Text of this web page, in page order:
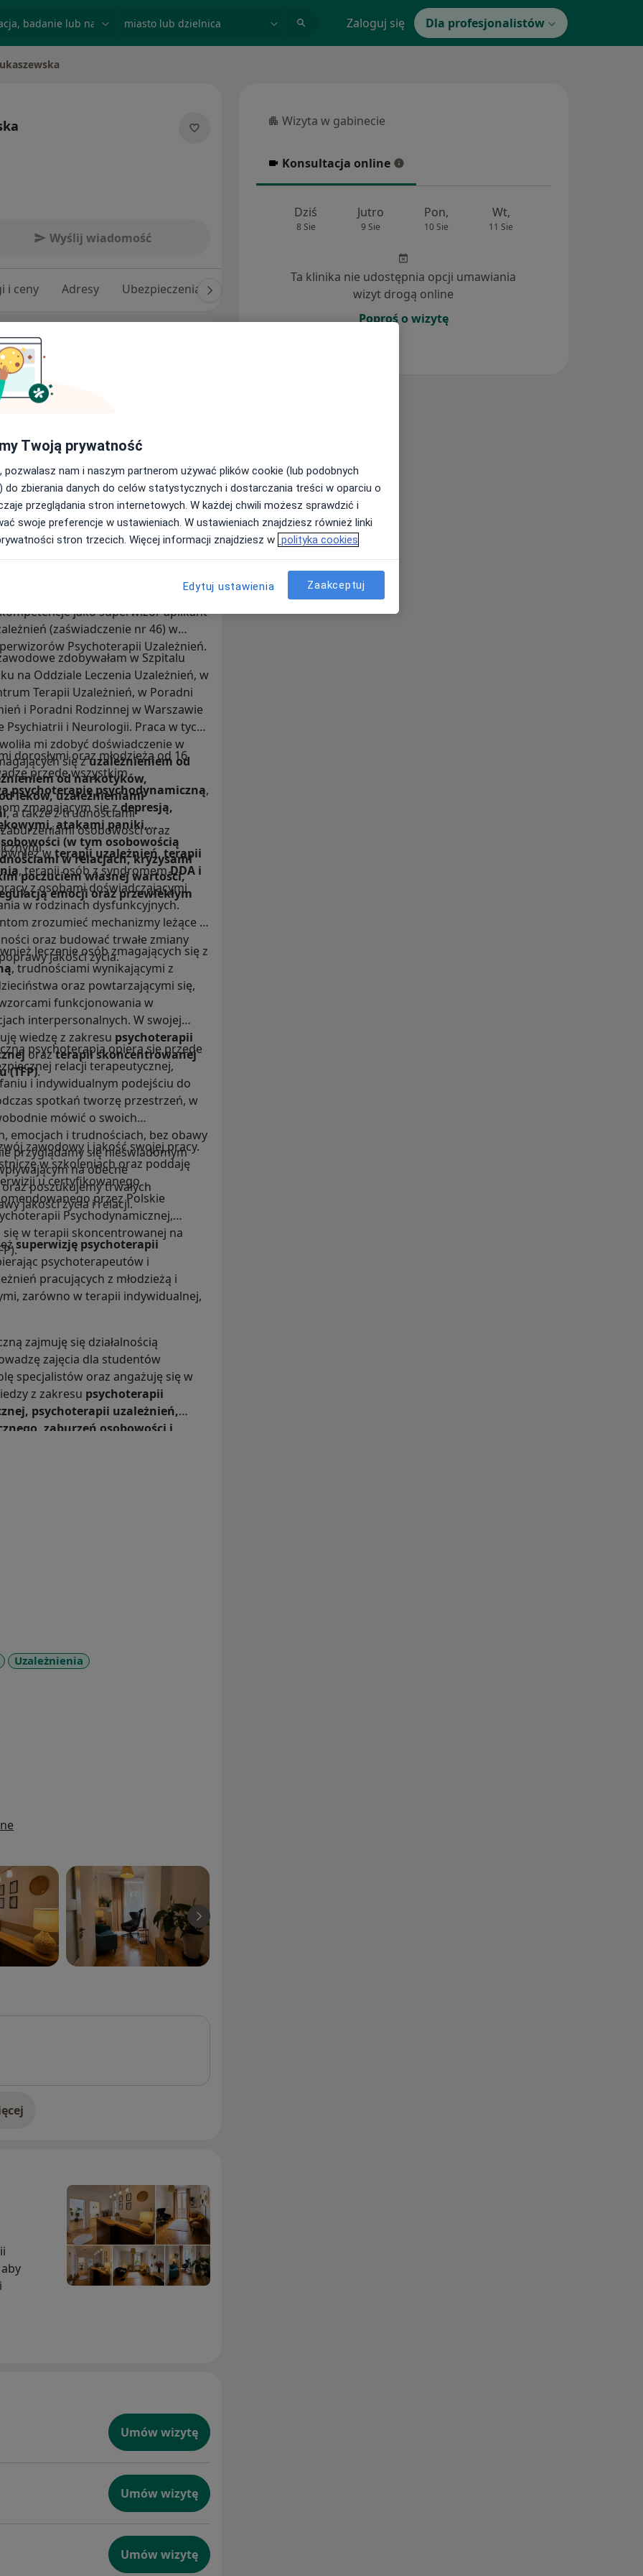
Zaloguj się Dla profesjonalistów
Wyślij wiadomość
i ceny Adresy Ubezpieczenia Odpowiedzi na pytania (1)
psychoterapeutką
, certyfikowaną
psychoterapii uzależnień
47) oraz
uzależnień. Prowadzę
, psychoterapię
online orazsuperwizję
dla specjalistów
i osobami dorosłymi.
o specjalności klinicznej na
w Warszawie oraz czteroletnie
z psychoterapii
w Krakowskim Centrum
akredytowanym przez Polskie
oraz Polskie
Psychodynamicznej.
Polskiego Towarzystwa
oraz Krakowskiego
Uzależnień. Obecnie
jako superwizor aplikant
(zaświadczenie nr 46) w
Psychoterapii Uzależnień.
zdobywałam w Szpitalu
na Oddziale Leczenia Uzależnień, w
Terapii Uzależnień, w Poradni
i Poradni Rodzinnej w Warszawie
Psychiatrii i Neurologii. Praca w tych
mi zdobyć doświadczenie w
się zuzależnieniem od
od narkotyków,
leków, uzależnieniami
, a także z trudnościami
osobowości oraz
dorosłymi oraz młodzieżą od 16.
przede wszystkim
psychoterapię psychodynamiczną,
zmagającym się zdepresją,
atakami paniki,
(w tym osobowością
w relacjach, kryzysami
poczuciem własnej wartości,
emocji oraz przewlekłym
wterapii uzależnień,terapii
, terapii osób z syndromemDDA i
z osobami doświadczającymi
w rodzinach dysfunkcyjnych.
zrozumieć mechanizmy leżące u
oraz budować trwałe zmiany
jakości życia.
leczenie osób zmagających się z
, trudnościami wynikającymi z
oraz powtarzającymi się,
funkcjonowania w
interpersonalnych. W swojej
wiedzę z zakresu psychoterapii
orazterapii skoncentrowanej
(TFP).
psychoterapia opiera się przede
relacji terapeutycznej,
i indywidualnym podejściu do
spotkań tworzę przestrzeń, w
mówić o swoich
emocjach i trudnościach, bez obawy
przyglądamy się nieświadomym
na obecne
poszukujemy trwałych
jakości życia i relacji.
zawodowy i jakość swojej pracy.
w szkoleniach oraz poddaję
u certyfikowanego
przez Polskie
Psychodynamicznej,
się w terapii skoncentrowanej na
superwizję psychoterapii
psychoterapeutów i
pracujących z młodzieżą i
zarówno w terapii indywidualnej,
zajmuję się działalnością
zajęcia dla studentów
specjalistów oraz angażuję się w
z zakresu psychoterapii
psychoterapii uzależnień,
zaburzeń osobowości i
Uzależnienia
Umów wizytę
Umów wizytę
Umów wizytę
Wizyta w gabinecie
Wizyta w gabinecie
Konsultacja online
Konsultacja online
Dziś
8 Sie
Jutro
9 Sie
Pon,
10 Sie
Wt,
11 Sie
Ta klinika nie udostępnia opcji umawiania
wizyt drogą online
Poproś o wizytę
Twoją prywatność
pozwalasz nam i naszym partnerom używać plików cookie (lub podobnych
do zbierania danych do celów statystycznych i dostarczania treści w oparciu o
przeglądania stron internetowych. W każdej chwili możesz sprawdzić i
swoje preferencje w ustawieniach. W ustawieniach znajdziesz również linki
stron trzecich. Więcej informacji znajdziesz w polityka cookies
Edytuj ustawienia Zaakceptuj